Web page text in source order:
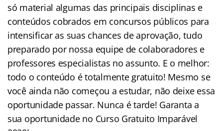
só material algumas das principais disciplinas e
conteúdos cobrados em concursos públicos para
intensificar as suas chances de aprovação, tudo
preparado por nossa equipe de colaboradores e
professores especialistas no assunto. E o melhor:
todo o conteúdo é totalmente gratuito! Mesmo se
você ainda não começou a estudar, não deixe essa
oportunidade passar. Nunca é tarde! Garanta a
sua oportunidade no Curso Gratuito Imparável